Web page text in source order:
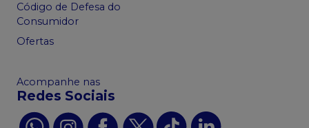
Código de Defesa do
Consumidor
Ofertas
Acompanhe nas
Redes Sociais